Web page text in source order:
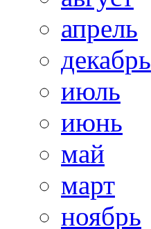
апрель
декабрь
июль
июнь
май
март
ноябрь